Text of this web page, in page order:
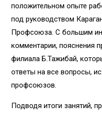
положительном опыте
под руководством
Профсоюза. С большим
комментарии, пояснения
филиала Б.Тажибай,
ответы на все вопросы,
профсоюзов.
Подводя итоги занятий,